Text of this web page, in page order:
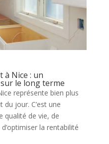
à Nice : un
le long terme
représente bien plus
du jour. C’est une
qualité de vie, de
la rentabilité